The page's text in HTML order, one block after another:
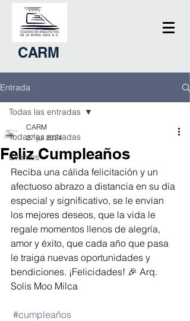
CARM
Entrada
Todas las entradas
Eventos
Todas las entradas
Feliz Cumpleaños
CARM
27 jul 2024
Reciba una cálida felicitación y un
afectuoso abrazo a distancia en su día
especial y significativo, se le envían
los mejores deseos, que la vida le
regale momentos llenos de alegría,
amor y éxito, que cada año que pasa
le traiga nuevas oportunidades y
bendiciones. ¡Felicidades! 🎉 Arq.
Solis Moo Milca
#cumpleaños